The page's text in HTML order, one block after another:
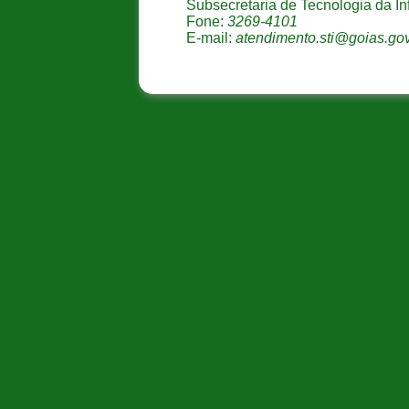
Subsecretaria de Tecnologia da
Fone:3269-4101
E-mail: